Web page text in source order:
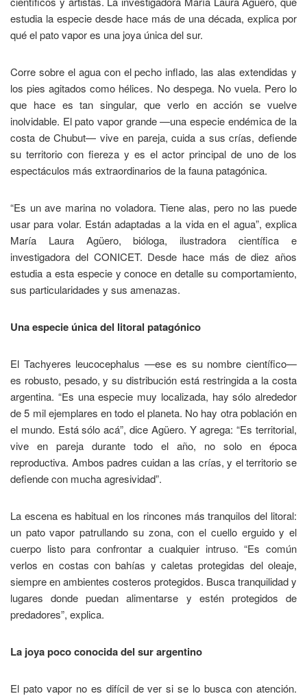
estudia la especie desde hace más de una década, explica por
qué el pato vapor es una joya única del sur.
Corre sobre el agua con el pecho inflado, las alas extendidas y
los pies agitados como hélices. No despega. No vuela. Pero lo
que hace es tan singular, que verlo en acción se vuelve
inolvidable. El pato vapor grande —una especie endémica de la
costa de Chubut— vive en pareja, cuida a sus crías, defiende
su territorio con fiereza y es el actor principal de uno de los
espectáculos más extraordinarios de la fauna patagónica.
“Es un ave marina no voladora. Tiene alas, pero no las puede
usar para volar. Están adaptadas a la vida en el agua”, explica
María Laura Agüero, bióloga, ilustradora científica e
investigadora del CONICET. Desde hace más de diez años
estudia a esta especie y conoce en detalle su comportamiento,
sus particularidades y sus amenazas.
Una especie única del litoral patagónico
El Tachyeres leucocephalus —ese es su nombre científico—
es robusto, pesado, y su distribución está restringida a la costa
argentina. “Es una especie muy localizada, hay sólo alrededor
de 5 mil ejemplares en todo el planeta. No hay otra población en
el mundo. Está sólo acá”, dice Agüero. Y agrega: “Es territorial,
vive en pareja durante todo el año, no solo en época
reproductiva. Ambos padres cuidan a las crías, y el territorio se
defiende con mucha agresividad”.
La escena es habitual en los rincones más tranquilos del litoral:
un pato vapor patrullando su zona, con el cuello erguido y el
cuerpo listo para confrontar a cualquier intruso. “Es común
verlos en costas con bahías y caletas protegidas del oleaje,
siempre en ambientes costeros protegidos. Busca tranquilidad y
lugares donde puedan alimentarse y estén protegidos de
predadores”, explica.
La joya poco conocida del sur argentino
El pato vapor no es difícil de ver si se lo busca con atención.